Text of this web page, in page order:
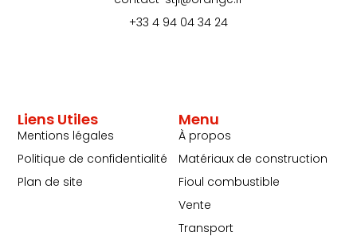
Menu
À propos
Matériaux de construction
Fioul combustible
Vente
Transport
Liens Utiles
Mentions légales
Politique de confidentialité
Plan de site
+33 4 94 04 34 24